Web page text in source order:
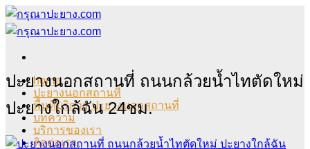
Skip
to
content
home
ปะยางนอกสถานที่
พื้นที่บริการ ปะยางนอกสถานที่
บทความ
บริการของเรา
ติดต่อเรา
ปะยางนอกสถานที่ ถนนกล้วยน้ำไทตัดใหม่
ปะยางใกล้ฉัน 24ชม.